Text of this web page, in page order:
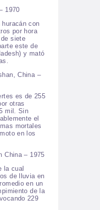
1970
con
por hora
siete
este de
y mató
China –
es de 255
otras
mil. Sin
el
mortales
en los
China – 1975
la cual
de lluvia en
en un
de la
229